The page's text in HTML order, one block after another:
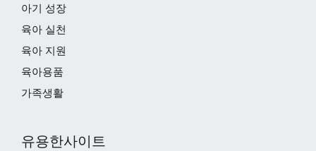
아기 성장
육아 실천
육아 지원
육아용품
가족생활
유용한사이트